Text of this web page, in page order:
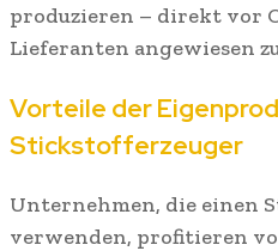
produzieren – direkt vor
Lieferanten angewiesen
Vorteile der
Stickstofferzeuger
Unternehmen, die einen
verwenden, profitieren